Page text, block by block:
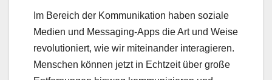
Im Bereich der Kommunikation haben soziale
Medien und Messaging-Apps die Art und Weise
revolutioniert, wie wir miteinander interagieren.
Menschen können jetzt in Echtzeit über große